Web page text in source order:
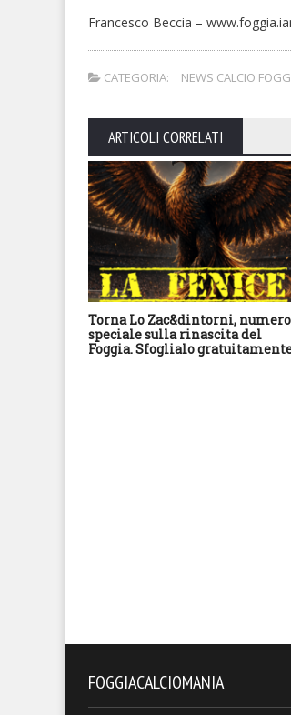
Francesco Beccia –
CATEGORIA: NEWS CALCIO
ARTICOLI CORRELATI
Torna Lo Zac&dintorni, numero
speciale sulla rinascita del
Foggia. Sfoglialo
FOGGIACALCIOMANIA